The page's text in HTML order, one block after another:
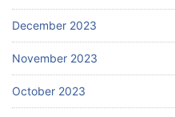
December 2023
November 2023
October 2023